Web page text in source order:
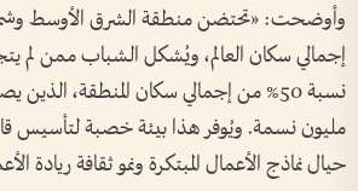
مليون نسمة. ويُوفر هذا بيئة خصبة لتأسيس
حيال نماذج الأعمال المبتكرة ونمو ثقافة ريادة